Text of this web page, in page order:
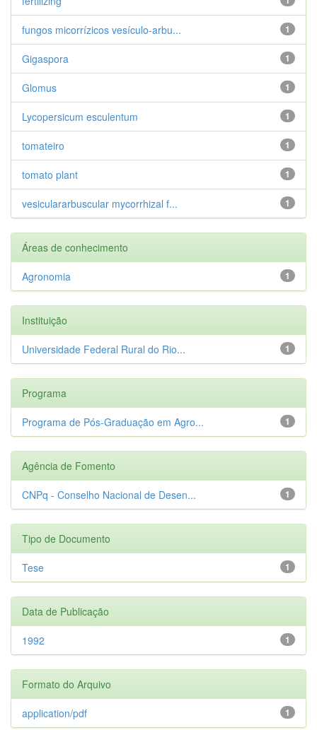
1
fungos micorrízicos vesículo-arbu...
1
Gigaspora
1
Glomus
1
Lycopersicum esculentum
1
tomateiro
1
tomato plant
1
vesiculararbuscular mycorrhizal f...
Áreas de conhecimento
1
Agronomia
Instituição
1
Universidade Federal Rural do Rio...
Programa
1
Programa de Pós-Graduação em Agro...
Agência de Fomento
1
CNPq - Conselho Nacional de Desen...
Tipo de Documento
1
Tese
Data de Publicação
1
1992
Formato do Arquivo
1
application/pdf